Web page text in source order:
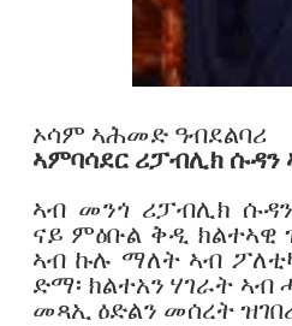
ኦሳም ኣሕመድ ዓብደልባሪ
ኣምባሳደር ሪፓብሊክ ሱዳን
ኣብ መንጎ ሪፓብሊክ
ናይ ምዕቡል ቅዲ ክልተኣዊ
ኣብ ኩሉ ማለት ኣብ
ድማ፡ ክልተአን ሃገራት
መጻኢ ዕድልን መሰረት